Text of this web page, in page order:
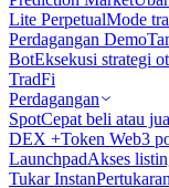
Lite PerpetualMode
Perdagangan Demo
BotEksekusi strategi
TradFi
Perdagangan
SpotCepat beli atau
DEX +Token Web3
LaunchpadAkses
Tukar Instan